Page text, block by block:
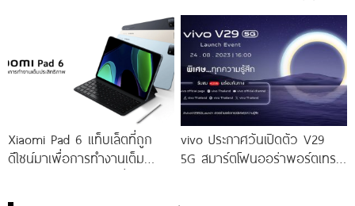
ราคาเริ่มต้นเพียง 14,999 บาท
จัดเต็มกับโปรโมชันพิเศษก่อนใคร
ราคาใหม่เพียง 4,599 บาท
เท่านั้น!
Xiaomi Pad 6 แท็บเล็ตที่ถูก
ดีไซน์มาเพื่อการทำงานเต็ม
vivo ประกาศวันเปิดตัว V29
5G สมาร์ตโฟนออร่าพอร์ตเทร